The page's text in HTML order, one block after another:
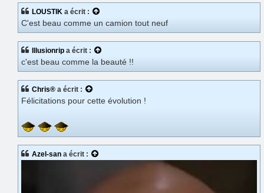
LOUSTIK a écrit :
C'est beau comme un camion tout neuf
Illusionrip a écrit :
c'est beau comme la beauté !!
Chris® a écrit :
Félicitations pour cette évolution !
Azel-san a écrit :